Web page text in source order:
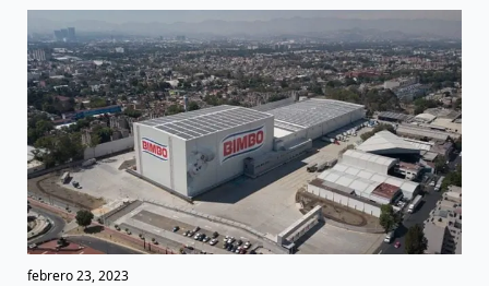
febrero 23, 2023